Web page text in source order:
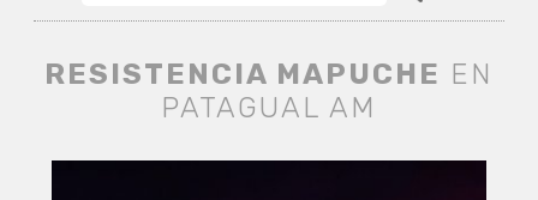
RESISTENCIA MAPUCHE EN
PATAGUAL AM